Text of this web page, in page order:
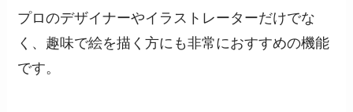
プロのデザイナーやイラストレーターだけでな
く、趣味で絵を描く方にも非常におすすめの機能
です。